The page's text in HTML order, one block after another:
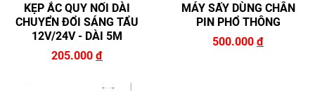
KẸP ẮC QUY NỐI DÀI
CHUYỂN ĐỔI SÁNG TẨU
12V/24V - DÀI 5M
205.000 đ
MÁY SẤY DÙNG CHÂN
PIN PHỔ THÔNG
500.000 đ